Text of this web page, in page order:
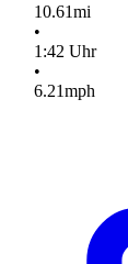
10.61mi
•
1 :42 Uhr
•
6.21mph